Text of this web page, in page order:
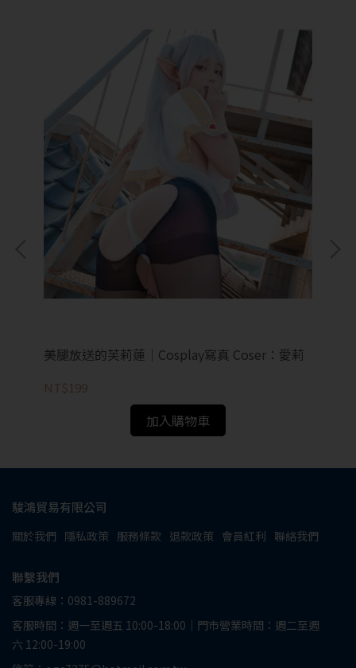
回上一頁
美腿放送的芙莉蓮｜Cosplay寫真 Coser：愛莉
NT$199
加入購物車
駿鴻貿易有限公司
關於我們 隱私政策 服務條款 退款政策 會員紅利 聯絡我們
聯繫我們
客服專線：0981-889672
客服時間：週一至週五 10:00-18:00｜門市營業時間：週二至週
六 12:00-19:00